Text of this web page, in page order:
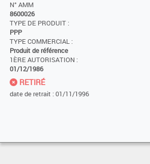
N° AMM
8600026
TYPE DE PRODUIT :
PPP
TYPE COMMERCIAL :
Produit de référence
1ÈRE AUTORISATION :
01/12/1986
RETIRÉ
date de retrait : 01/11/1996